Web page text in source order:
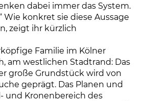
dabei immer das System.
Wie konkret sie diese Aussage
zeigt ihr kürzlich
Familie im Kölner
am westlichen Stadtrand: Das
große Grundstück wird von
geprägt. Das Planen und
und Kronenbereich des